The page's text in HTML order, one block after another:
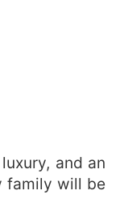
and an
family will be